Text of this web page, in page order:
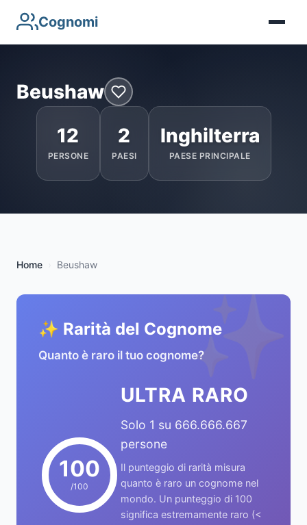
Cognomi
Beushaw
12
PERSONE
2
PAESI
Inghilterra
PAESE PRINCIPALE
Home Beushaw
✨
✨ Rarità del Cognome
Quanto è raro il tuo cognome?
100
/100
ULTRA RARO
Solo 1 su 666.666.667
persone
Il punteggio di rarità misura
quanto è raro un cognome nel
mondo. Un punteggio di 100
significa estremamente raro (<